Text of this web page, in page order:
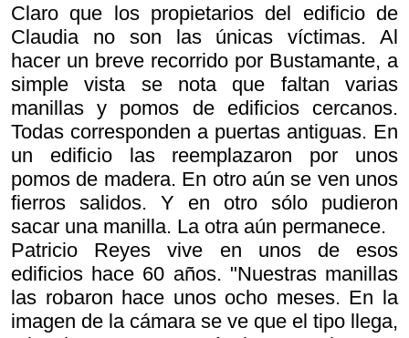
Claro que los propietarios del edificio de
Claudia no son las únicas víctimas. Al
hacer un breve recorrido por Bustamante, a
simple vista se nota que faltan varias
manillas y pomos de edificios cercanos.
Todas corresponden a puertas antiguas. En
un edificio las reemplazaron por unos
pomos de madera. En otro aún se ven unos
fierros salidos. Y en otro sólo pudieron
sacar una manilla. La otra aún permanece.
Patricio Reyes vive en unos de esos
edificios hace 60 años. "Nuestras manillas
las robaron hace unos ocho meses. En la
imagen de la cámara se ve que el tipo llega,